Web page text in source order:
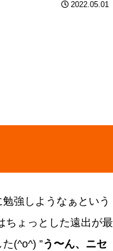
2022.05.01
強しようなぁという
ちょっとした遠出が最
(^o^) ”う〜ん、ニセ